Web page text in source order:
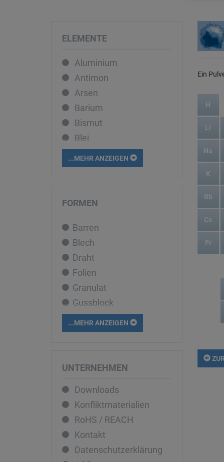
ELEMENTE
Aluminium
Antimon
Arsen
Barium
Bismut
Blei
Cadmium
Calcium
Chrom
Cobalt
Dysprosium
Eisen
Erbium
Europium
Gadolinium
Gallium
Gold
Holmium
Indium
Iridium
Kalium
Kupfer
...MEHR ANZEIGEN
FORMEN
Barren
Blech
Draht
Folien
Granulat
Gussblock
Pellets
Rohr
Stab
Stücke
...MEHR ANZEIGEN
UNTERNEHMEN
Downloads
Konfliktmaterialien
RoHS / REACH
Kontakt
Datenschutzerklärung
Ein
Cs
Fr
K
Li
Na
Rb
H